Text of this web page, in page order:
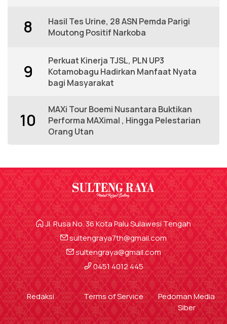
8
Hasil Tes Urine, 28 ASN Pemda Parigi
Moutong Positif Narkoba
9
Perkuat Kinerja TJSL, PLN UP3
Kotamobagu Hadirkan Manfaat Nyata
bagi Masyarakat
10
MAXi Tour Boemi Nusantara Buktikan
Performa MAXimal , Hingga Pelestarian
Orang Utan
Jl. Rusa No. 36 Kota Palu Sulawesi Tengah
sultengraya7th@gmail.com
sultengraya@gmail.com
0451 4012 445
Redaksi Terms of Service
Pedoman Media
Siber